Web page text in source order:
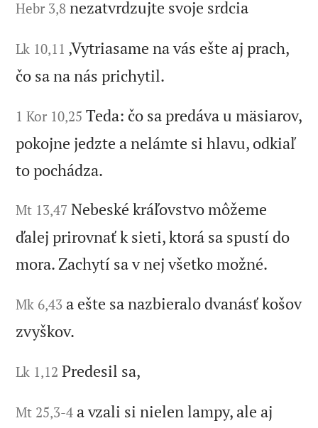
Hebr 3,8 nezatvrdzujte svoje srdcia
Lk 10,11 ‚Vytriasame na vás ešte aj prach,
čo sa na nás prichytil.
1 Kor 10,25 Teda: čo sa predáva u mäsiarov,
pokojne jedzte a nelámte si hlavu, odkiaľ
to pochádza.
Mt 13,47 Nebeské kráľovstvo môžeme
ďalej prirovnať k sieti, ktorá sa spustí do
mora. Zachytí sa v nej všetko možné.
Mk 6,43 a ešte sa nazbieralo dvanásť košov
zvyškov.
Lk 1,12 Predesil sa,
Mt 25,3-4 a vzali si nielen lampy, ale aj